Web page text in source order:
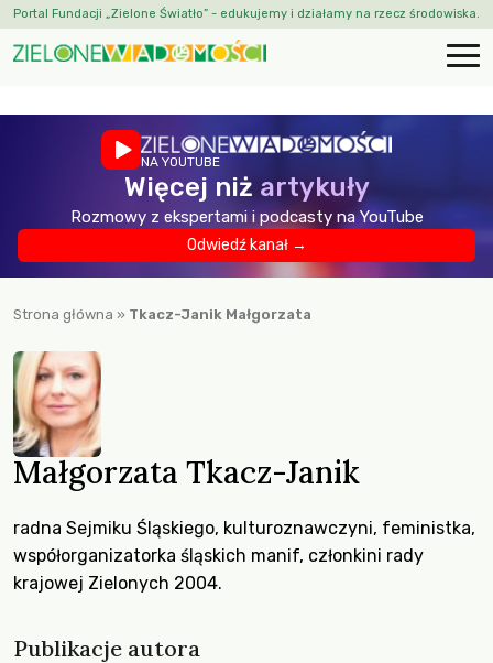
Portal Fundacji „Zielone Światło” - edukujemy i działamy na rzecz środowiska.
NA YOUTUBE
Więcej niż artykuły
Rozmowy z ekspertami i podcasty na YouTube
Odwiedź kanał →
Strona główna » Tkacz-Janik Małgorzata
Małgorzata Tkacz-Janik
radna Sejmiku Śląskiego, kulturoznawczyni, feministka,
współorganizatorka śląskich manif, członkini rady
krajowej Zielonych 2004.
Publikacje autora